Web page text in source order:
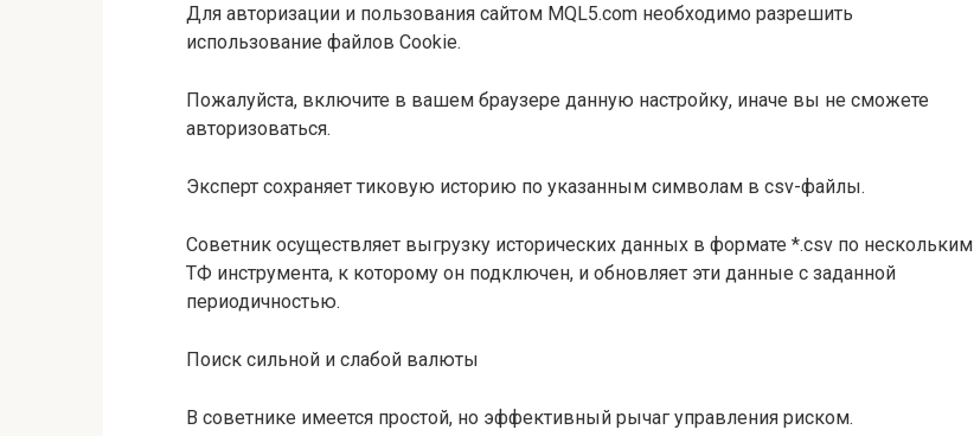
Для авторизации и пользования сайтом MQL5.com необходимо разрешить
использование файлов Сookie.
Пожалуйста, включите в вашем браузере данную настройку, иначе вы не сможете
авторизоваться.
Эксперт сохраняет тиковую историю по указанным символам в csv-файлы.
Советник осуществляет выгрузку исторических данных в формате *.csv по нескольким
ТФ инструмента, к которому он подключен, и обновляет эти данные с заданной
периодичностью.
Поиск сильной и слабой валюты
В советнике имеется простой, но эффективный рычаг управления риском.